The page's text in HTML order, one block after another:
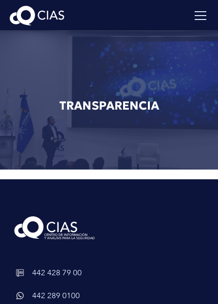
TRANSPARENCIA
442 428 79 00
442 289 0100